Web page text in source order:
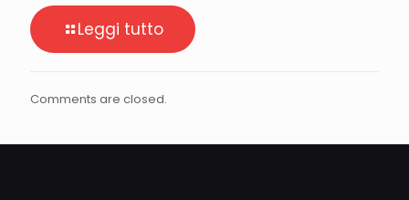
Leggi tutto
Comments are closed.